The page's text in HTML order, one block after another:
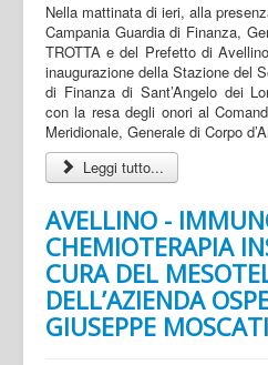
Nella mattinata di ieri, alla
Campania Guardia di Finanza,
TROTTA e del Prefetto di
inaugurazione della Stazione del
di Finanza di Sant’Angelo dei
con la resa degli onori al
Meridionale, Generale di Corpo
Leggi tutto...
AVELLINO -
CHEMIOTERAPIA
CURA DEL
DELL’AZIENDA
GIUSEPPE